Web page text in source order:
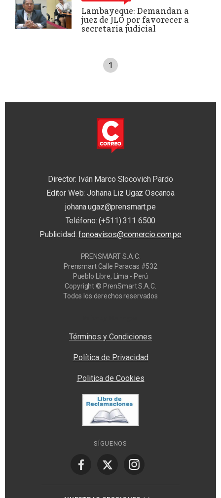
Lambayeque: Demandan a
juez de JLO por favorecer a
secretaria judicial
1
Director: Iván Marco Slocovich Pardo
Editor Web: Johana Liz Ugaz Oscanoa
johana.ugaz@prensmart.pe
Teléfono: (+511) 311 6500
Publicidad:fonoavisos@comercio.com.pe
PRENSMART S.A.C.
Prensmart Calle Paracas #532
Pueblo Libre, Lima - Perú
Copyright © PrenSmart S.A.C.
Todos los derechos reservados
Términos y Condiciones
Política de Privacidad
Politica de Cookies
SÍGUENOS